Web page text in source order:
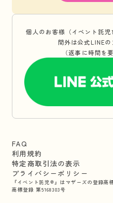
個人のお客様（イベント託
間外は公式LINEの
（返事に時間を
FAQ
利用規約
特定商取引法の表示
プライバシーポリシー
『イベント託児®』はマザーズの登録商
商標登録 第5168303号